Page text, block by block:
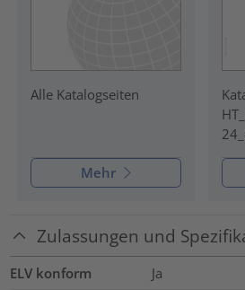
Alle Katalogseiten
Mehr
Zulassungen und
ELV konform
Ja